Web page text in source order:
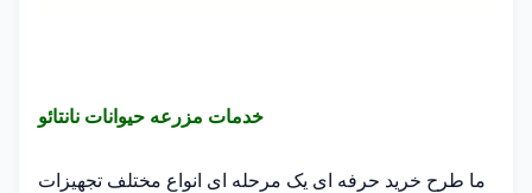
خدمات مزرعه حیوانات نانتائو
ما طرح خرید حرفه ای یک مرحله ای انواع مختلف تجهیزات